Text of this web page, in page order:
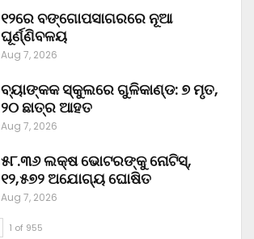
୧୨ରେ ବଙ୍ଗୋପସାଗରରେ ନୂଆ
ଘୂର୍ଣ୍ଣିବଳୟ
Aug 7, 2026
ବ୍ୟାଙ୍କକ ସ୍କୁଲରେ ଗୁଳିକାଣ୍ଡ: ୭ ମୃତ,
୨୦ ଛାତ୍ର ଆହତ
Aug 7, 2026
୫୮.୩୬ ଲକ୍ଷ ଭୋଟରଙ୍କୁ ନୋଟିସ୍‌,
୧୨,୫୭୨ ଅଯୋଗ୍ୟ ଘୋଷିତ
Aug 7, 2026
1 of 955